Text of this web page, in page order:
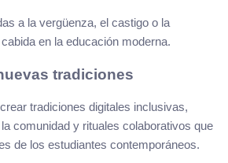
a la vergüenza, el castigo o la
en la educación moderna.
tradiciones
tradiciones digitales inclusivas,
comunidad y rituales colaborativos que
de los estudiantes contemporáneos.